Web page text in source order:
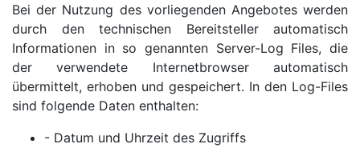
Bei der Nutzung des vorliegenden Angebotes werden
durch den technischen Bereitsteller automatisch
Informationen in so genannten Server-Log Files, die
der verwendete Internetbrowser automatisch
übermittelt, erhoben und gespeichert. In den Log-Files
sind folgende Daten enthalten:
- Datum und Uhrzeit des Zugriffs